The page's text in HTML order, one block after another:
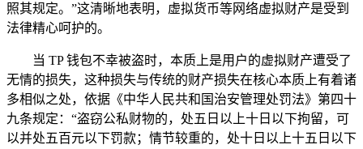
照其规定。”这清晰地表明，虚拟货币等网络虚拟财产是受到
法律精心呵护的。
当 TP 钱包不幸被盗时，本质上是用户的虚拟财产遭受了
无情的损失，这种损失与传统的财产损失在核心本质上有着诸
多相似之处，依据《中华人民共和国治安管理处罚法》第四十
九条规定：“盗窃公私财物的，处五日以上十日以下拘留，可
以并处五百元以下罚款；情节较重的，处十日以上十五日以下